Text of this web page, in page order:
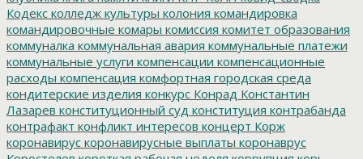
Кодекс колледж культуры колония командировка
командировочные комары комиссия комитет образования
коммуналка коммунальная авария коммунальные платежи
коммунальные услуги компенсации компенсационные
расходы компенсация комфортная городская среда
кондитерские изделия конкурс Конрад Константин
Лазарев конституционный суд конституция контрабанда
контрафакт конфликт интересов концерт Корж
коронавирус коронавирусные выплаты коронаврус